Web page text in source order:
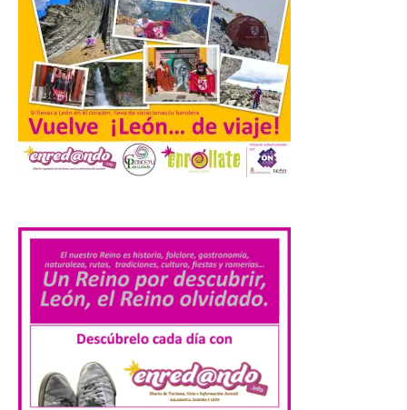
La Junta promueve la
contratación temporal de
jóvenes desempleados
para la realización de
obras y servicios de
interés general y social
con más de 8,7 millones de
euros de inversión
La Consejería de
Industria, Universidades,
Empleo y Comercio
destina 8,75 millones de
2026, cofinanciado por el Fondo Social
Europeo Plus (FSE+), para favorecer la
contratación temporal de 300 jóvenes
desempleados inscritos en el Sistema
Nacional de […]